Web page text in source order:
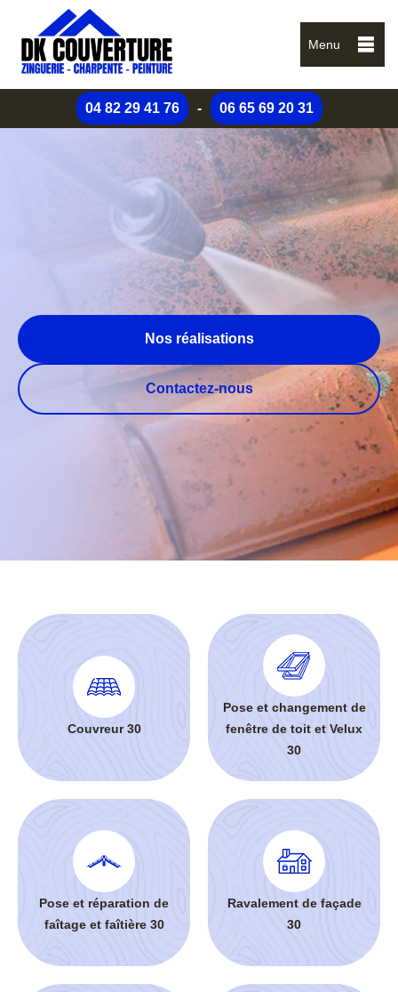
Menu
04 82 29 41 76 - 06 65 69 20 31
Nos réalisations
Contactez-nous
Couvreur 30
Pose et changement de
fenêtre de toit et Velux
30
Pose et réparation de
faîtage et faîtière 30
Ravalement de façade
30